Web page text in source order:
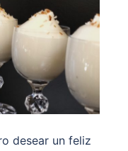
desear un feliz